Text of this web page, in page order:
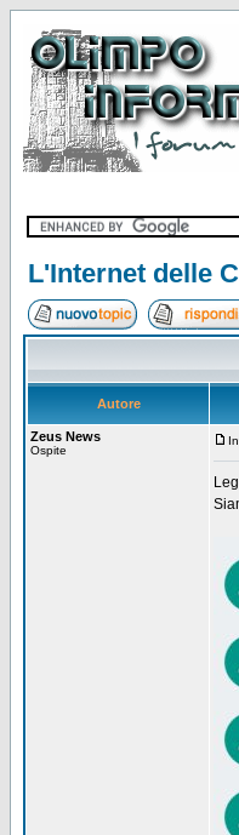
L'Internet delle
Autore
Zeus News
Ospite